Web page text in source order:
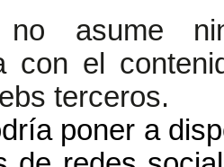
asume
con el
terceros.
poner a